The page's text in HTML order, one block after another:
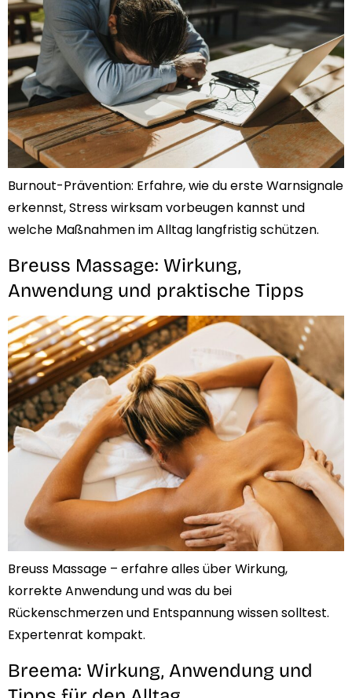
Burnout-Prävention: Erfahre, wie du erste Warnsignale
erkennst, Stress wirksam vorbeugen kannst und
welche Maßnahmen im Alltag langfristig schützen.
Breuss Massage: Wirkung,
Anwendung und praktische Tipps
Breuss Massage – erfahre alles über Wirkung,
korrekte Anwendung und was du bei
Rückenschmerzen und Entspannung wissen solltest.
Expertenrat kompakt.
Breema: Wirkung, Anwendung und